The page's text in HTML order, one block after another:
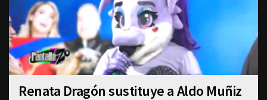
Renata Dragón sustituye a Aldo Muñiz